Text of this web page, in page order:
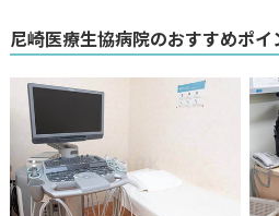
尼崎医療生協病院のおすすめポイ